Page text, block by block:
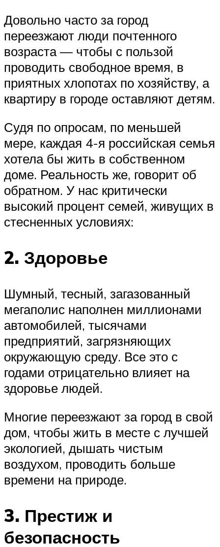
Довольно часто за город
переезжают люди почтенного
возраста — чтобы с пользой
проводить свободное время, в
приятных хлопотах по хозяйству, а
квартиру в городе оставляют детям.
Судя по опросам, по меньшей
мере, каждая 4-я российская семья
хотела бы жить в собственном
доме. Реальность же, говорит об
обратном. У нас критически
высокий процент семей, живущих в
стесненных условиях:
2. Здоровье
Шумный, тесный, загазованный
мегаполис наполнен миллионами
автомобилей, тысячами
предприятий, загрязняющих
окружающую среду. Все это с
годами отрицательно влияет на
здоровье людей.
Многие переезжают за город в свой
дом, чтобы жить в месте с лучшей
экологией, дышать чистым
воздухом, проводить больше
времени на природе.
3. Престиж и
безопасность